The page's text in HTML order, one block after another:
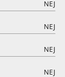
NEJ
NEJ
NEJ
NEJ